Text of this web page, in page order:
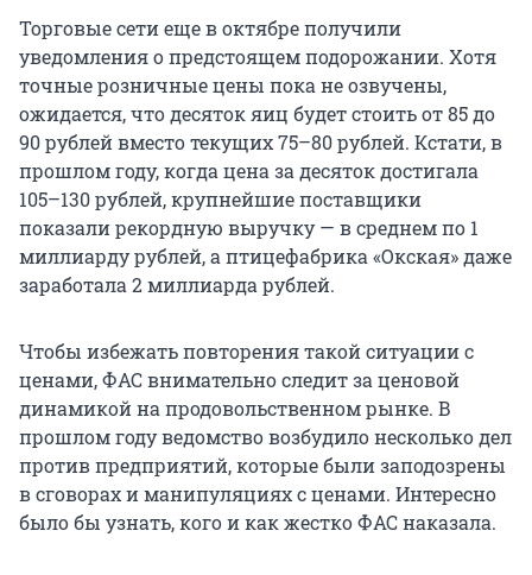
Торговые сети еще в октябре получили
уведомления о предстоящем подорожании. Хотя
точные розничные цены пока не озвучены,
ожидается, что десяток яиц будет стоить от 85 до
90 рублей вместо текущих 75–80 рублей. Кстати, в
прошлом году, когда цена за десяток достигала
105–130 рублей, крупнейшие поставщики
показали рекордную выручку — в среднем по 1
миллиарду рублей, а птицефабрика «Окская» даже
заработала 2 миллиарда рублей.
Чтобы избежать повторения такой ситуации с
ценами, ФАС внимательно следит за ценовой
динамикой на продовольственном рынке. В
прошлом году ведомство возбудило несколько дел
против предприятий, которые были заподозрены
в сговорах и манипуляциях с ценами. Интересно
было бы узнать, кого и как жестко ФАС наказала.